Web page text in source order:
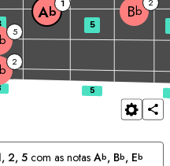
b 2
b 5
Ab 1 Bb
5
2, 5com as notas Ab, Bb, Eb